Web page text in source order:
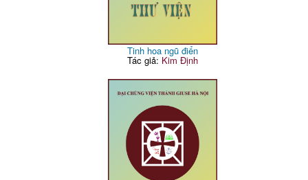
Tinh hoa ngũ điển
Tác giả: Kim Định